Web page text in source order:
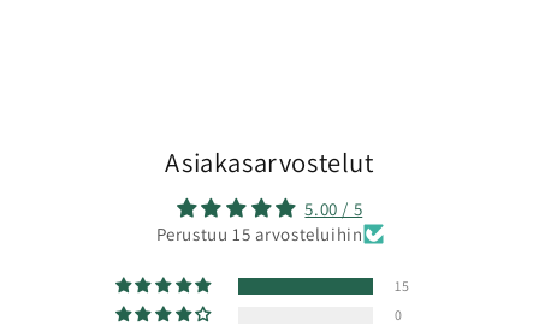
Asiakasarvostelut
5.00 / 5
Perustuu 15 arvosteluihin
15
0